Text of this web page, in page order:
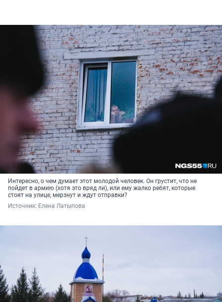
Интересно, о чем думает этот молодой человек. Он грустит, что не
пойдет в армию (хотя это вряд ли), или ему жалко ребят, которые
стоят на улице, мерзнут и ждут отправки?
Источник: Елена Латыпова